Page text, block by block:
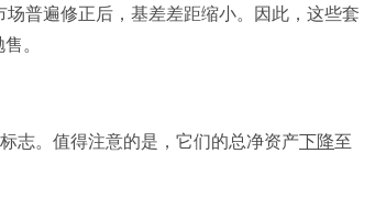
普遍修正后，基差差距缩小。因此，这些套
。
志。值得注意的是，它们的总净资产下降至